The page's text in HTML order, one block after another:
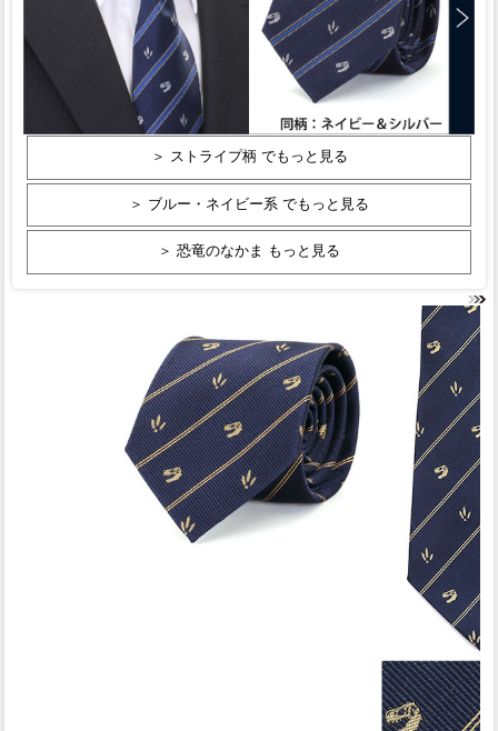
＞ ストライプ柄 でもっと見る
＞ ブルー・ネイビー系 でもっと見る
＞ 恐竜のなかま もっと見る